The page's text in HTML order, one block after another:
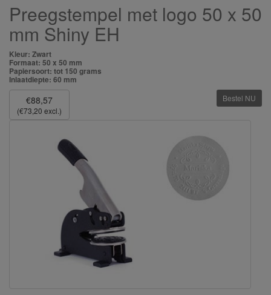
Preegstempel met logo 50 x 50
mm Shiny EH
Kleur: Zwart
Formaat: 50 x 50 mm
Papiersoort: tot 150 grams
Inlaatdiepte: 60 mm
€88,57
(€73,20 excl.)
Bestel NU